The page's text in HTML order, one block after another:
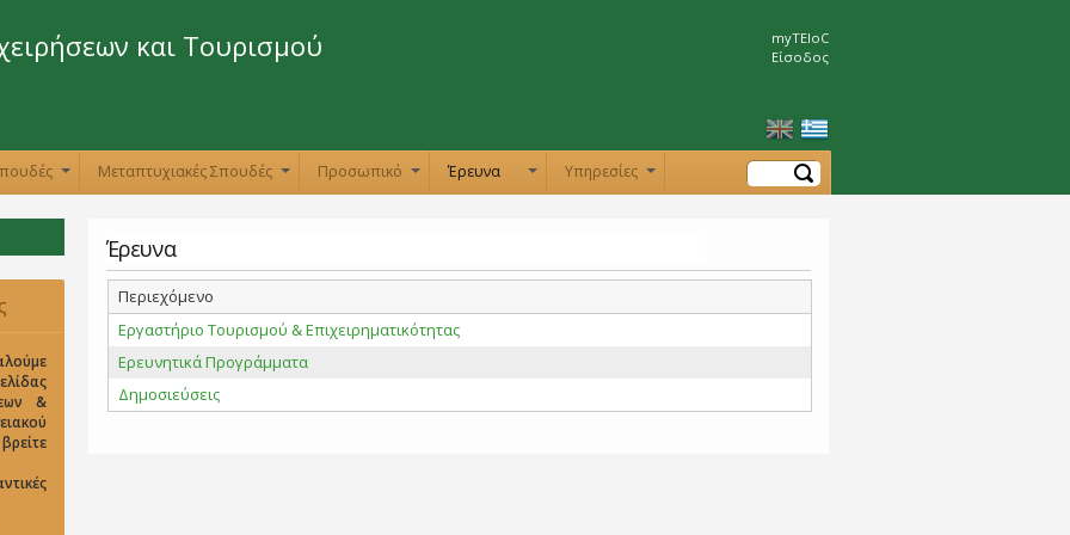
προς το
κυρίως
και Τουρισμού
myTEIoC
Είσοδος
Μεταπτυχιακές Σπουδές Προσωπικό Έρευνα Υπηρεσίες Αναζήτηση
&
Έρευνα
Περιεχόμενο
Εργαστήριο Τουρισμού & Επιχειρηματικότητας
Ερευνητικά Προγράμματα
Δημοσιεύσεις